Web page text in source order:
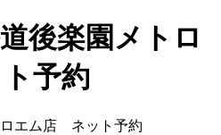
後楽園メトロ
予約
ロエム店 ネット予約